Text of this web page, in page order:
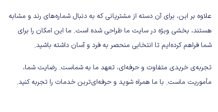
علاوه بر این، برای آن دسته از مشتریانی که به دنبال شماره‌های رند و مشابه
هستند، بخشی ویژه در سایت ما طراحی شده است. ما این امکان را برای
شما فراهم کرده‌ایم تا انتخابی منحصر به فرد و آسان داشته باشید.
تجربه‌ی خریدی متفاوت و حرفه‌ای، تعهد ما به شماست. رضایت شما،
مأموریت ماست. با ما همراه شوید و حرفه‌ای‌ترین خدمات را تجربه کنید.